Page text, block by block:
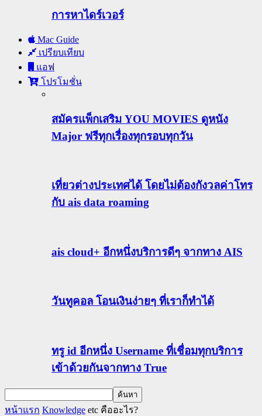
การหาไดร์เวอร์
Mac Guide
เปรียบเทียบ
แอฟ
โปรโมชั่น
สมัครแพ็กเสริม YOU MOVIES ดูหนัง
Major ฟรีทุกเรื่องทุกรอบทุกวัน
เที่ยวต่างประเทศได้ โดยไม่ต้องกังวลค่าโทร
กับ ais data roaming
ais cloud+ อีกหนึ่งบริการดีๆ จากทาง AIS
วันทูคอล โอนเงินง่ายๆ ที่เราก็ทำได้
ทรู id อีกหนึ่ง Username ที่เชื่อมทุกบริการ
เข้าด้วยกันจากทาง True
หน้าแรก Knowledge etc คืออะไร?